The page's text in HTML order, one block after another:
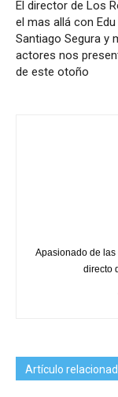
El director de Los
el mas allá con
Santiago Segura y
actores nos
de este otoño
Apasionado de
directo
Artículo